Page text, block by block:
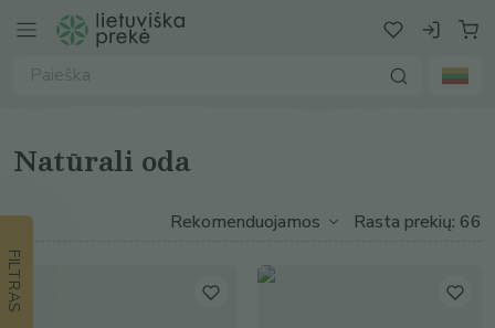
Natūrali oda
FILTRAS
Rasta prekių: 66